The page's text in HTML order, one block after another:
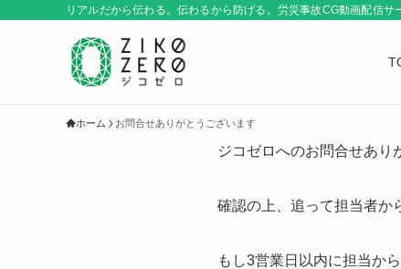
リアルだから伝わる。伝わるから防げる。労災事故CG動画配信サ
ホーム お問合せありがとうございます
ジコゼロへのお問合せあり
確認の上、追って担当者か
もし3営業日以内に担当か